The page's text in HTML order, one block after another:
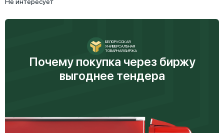
БЕЛОРУССКАЯ
УНИВЕРСАЛЬНАЯ
ТОВАРНАЯ БИРЖА
Почему покупка через биржу
выгоднее тендера